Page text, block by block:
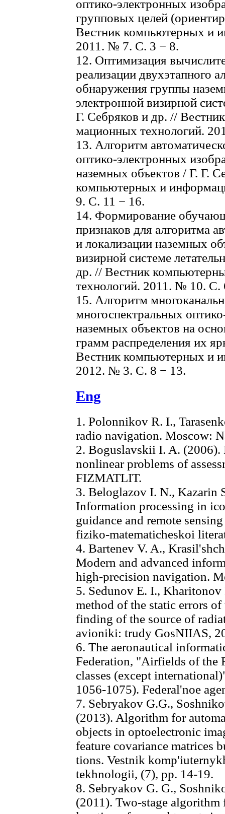
оптико-электронных
групповых целей
Вестник компьютерных и
2011. № 7. С. 3 − 8.
12. Оптимизация
реализации двухэтапного
обнаружения группы
электронной визирной
Г. Себряков и др. //
мационных технологий.
13. Алгоритм
оптико-электронных
наземных объектов / Г. Г.
компьютерных и
9. С. 11 − 16.
14. Формирование
признаков для алгоритма
и локализации наземных
визирной системе
др. // Вестник
технологий. 2011. № 10. С.
15. Алгоритм
многоспектральных
наземных объектов на
грамм распределения их
Вестник компьютерных и
2012. № 3. С. 8 − 13.
Eng
1. Polonnikov R. I.,
radio navigation. Moscow:
2. Boguslavskii I. A.
nonlinear problems of
FIZMATLIT.
3. Beloglazov I. N., Kazarin
Information processing in
guidance and remote
fiziko-matematicheskoi
4. Bartenev V. A.,
Modern and advanced
high-precision navigation.
5. Sedunov E. I.,
method of the static errors
finding of the source of
avioniki: trudy GosNIIAS,
6. The aeronautical
Federation, "Airfields of the
classes (except
1056-1075). Federal'noe
7. Sebryakov G.G.,
(2013). Algorithm for
objects in optoelectronic
feature covariance matrices
tions. Vestnik
tekhnologii, (7), pp. 14-19.
8. Sebryakov G. G.,
(2011). Two-stage